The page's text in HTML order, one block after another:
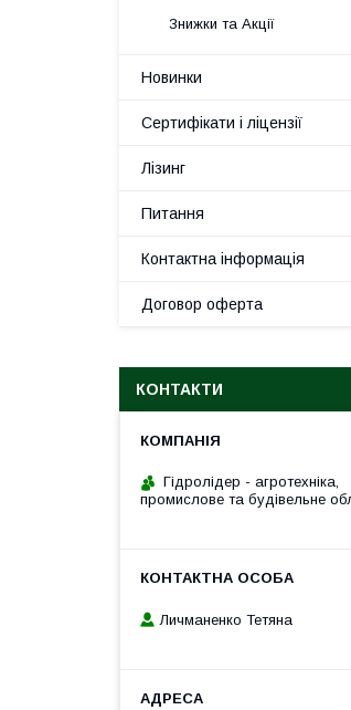
Знижки та Акції
Новинки
Сертифікати і ліцензії
Лізинг
Питання
Контактна інформація
Договор оферта
КОНТАКТИ
Гідролідер - агротехніка,
промислове та будівельне
Личманенко Тетяна